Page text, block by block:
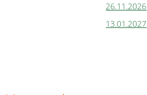
26.11.2026
13.01.2027